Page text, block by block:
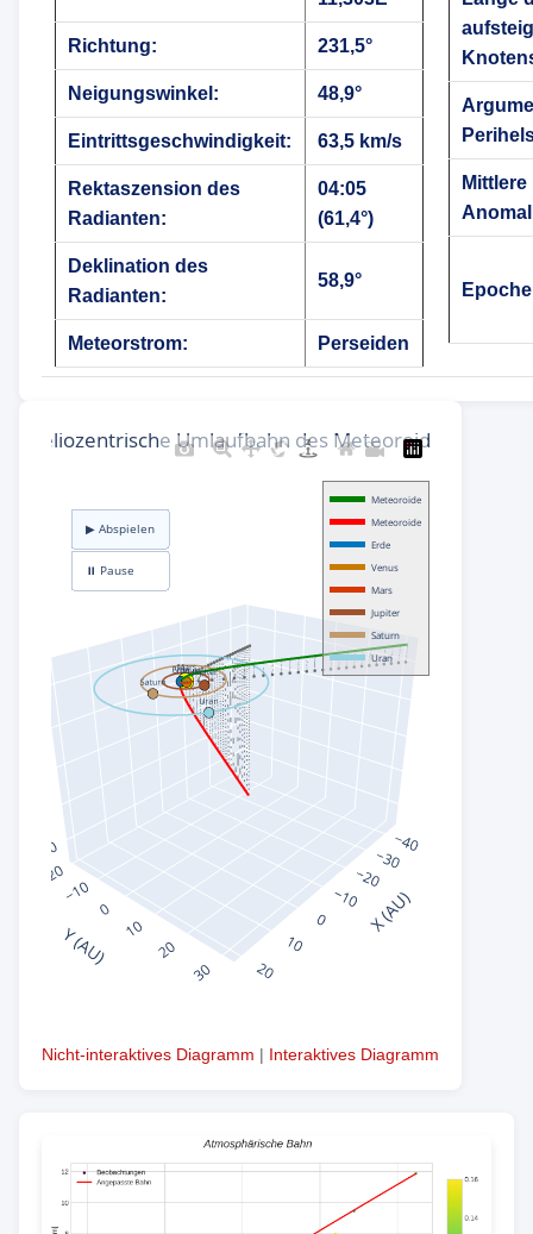
Richtung: 231,5°
Neigungswinkel: 48,9°
Eintrittsgeschwindigkeit: 63,5 km/s
Rektaszension des
Radianten:
04:05
(61,4°)
Deklination des
Radianten:
58,9°
Meteorstrom: Perseiden
Mittlere
Nicht-interaktives Diagramm | Interaktives Diagramm